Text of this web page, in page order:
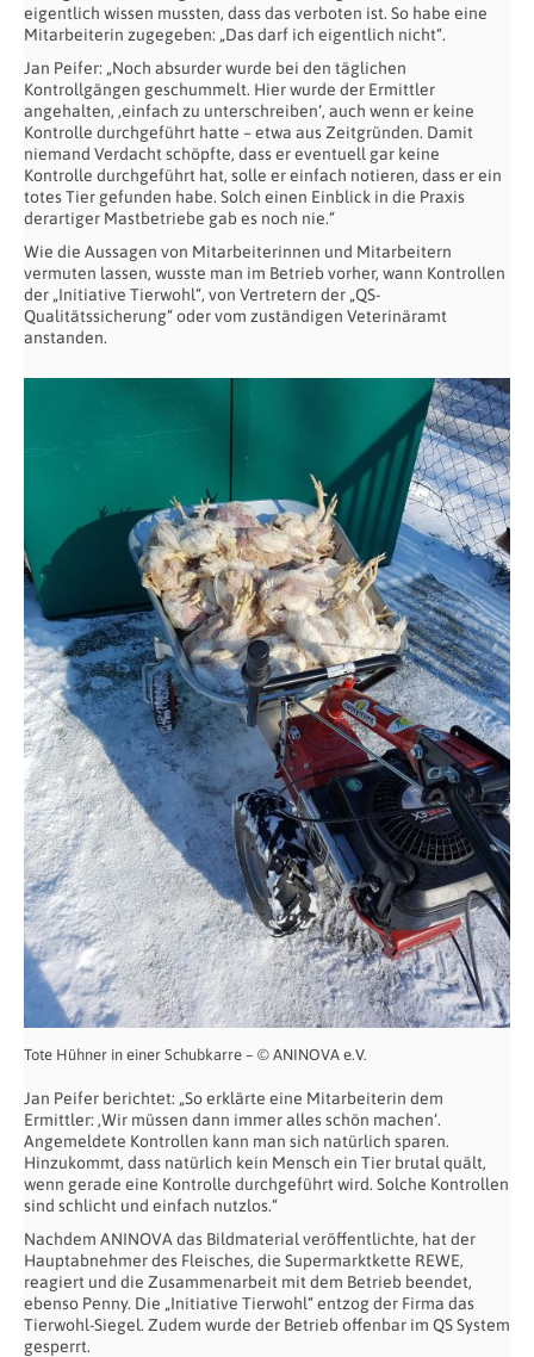
eigentlich wissen mussten, dass das verboten ist. So habe eine
Mitarbeiterin zugegeben: „Das darf ich eigentlich nicht“.
Jan Peifer: „Noch absurder wurde bei den täglichen
Kontrollgängen geschummelt. Hier wurde der Ermittler
angehalten, ‚einfach zu unterschreiben‘, auch wenn er keine
Kontrolle durchgeführt hatte – etwa aus Zeitgründen. Damit
niemand Verdacht schöpfte, dass er eventuell gar keine
Kontrolle durchgeführt hat, solle er einfach notieren, dass er ein
totes Tier gefunden habe. Solch einen Einblick in die Praxis
derartiger Mastbetriebe gab es noch nie.“
Wie die Aussagen von Mitarbeiterinnen und Mitarbeitern
vermuten lassen, wusste man im Betrieb vorher, wann Kontrollen
der „Initiative Tierwohl“, von Vertretern der „QS-
Qualitätssicherung“ oder vom zuständigen Veterinäramt
anstanden.
Tote Hühner in einer Schubkarre – © ANINOVA e.V.
Jan Peifer berichtet: „So erklärte eine Mitarbeiterin dem
Ermittler: ‚Wir müssen dann immer alles schön machen‘.
Angemeldete Kontrollen kann man sich natürlich sparen.
Hinzukommt, dass natürlich kein Mensch ein Tier brutal quält,
wenn gerade eine Kontrolle durchgeführt wird. Solche Kontrollen
sind schlicht und einfach nutzlos.“
Nachdem ANINOVA das Bildmaterial veröffentlichte, hat der
Hauptabnehmer des Fleisches, die Supermarktkette REWE,
reagiert und die Zusammenarbeit mit dem Betrieb beendet,
ebenso Penny. Die „Initiative Tierwohl“ entzog der Firma das
Tierwohl-Siegel. Zudem wurde der Betrieb offenbar im QS System
gesperrt.